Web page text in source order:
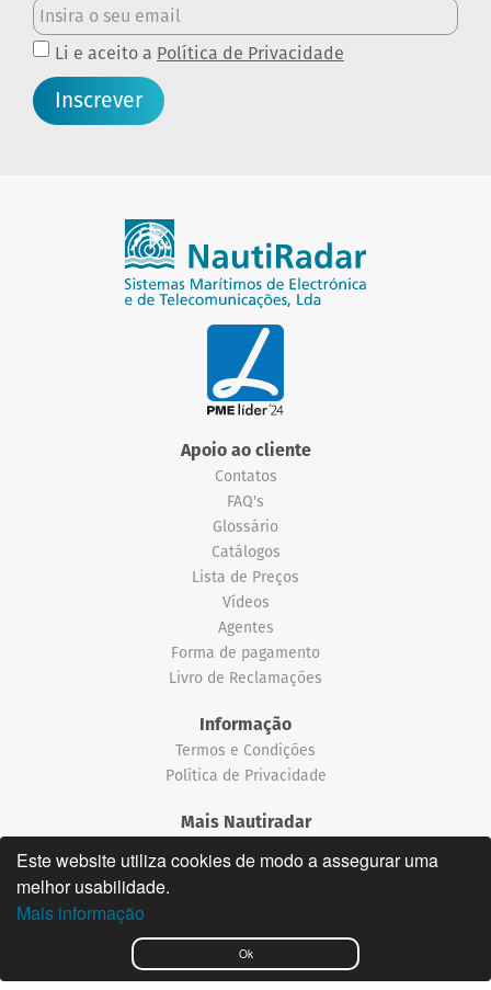
Ok
Este website utiliza cookies de modo a assegurar uma
melhor usabilidade.
Mais informação
Li e aceito a Política de Privacidade
Inscrever
Apoio ao cliente
Contatos
FAQ's
Glossário
Catálogos
Lista de Preços
Vídeos
Agentes
Forma de pagamento
Livro de Reclamações
Informação
Termos e Condições
Política de Privacidade
Mais Nautiradar
English